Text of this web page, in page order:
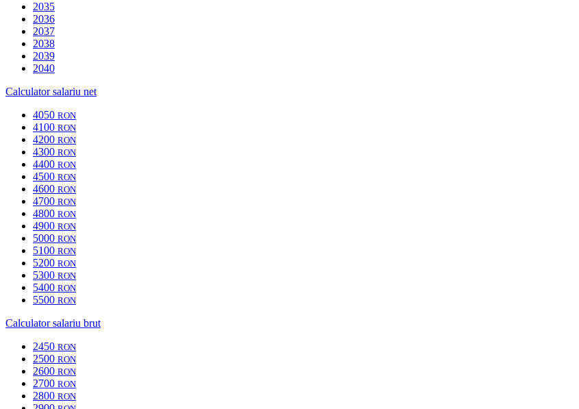
2035
2036
2037
2038
2039
2040
Calculator salariu net
4050 RON
4100 RON
4200 RON
4300 RON
4400 RON
4500 RON
4600 RON
4700 RON
4800 RON
4900 RON
5000 RON
5100 RON
5200 RON
5300 RON
5400 RON
5500 RON
Calculator salariu brut
2450 RON
2500 RON
2600 RON
2700 RON
2800 RON